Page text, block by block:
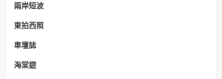
兩岸短波
東拍西照
車壇誌
海棠遊